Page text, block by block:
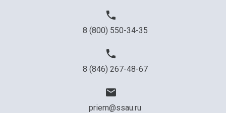
8 (800) 550-34-35
8 (846) 267-48-67
priem@ssau.ru